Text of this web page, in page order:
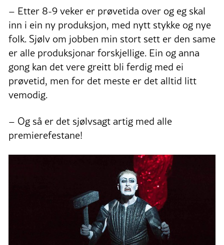
– Etter 8-9 veker er prøvetida over og eg skal
inn i ein ny produksjon, med nytt stykke og nye
folk. Sjølv om jobben min stort sett er den same
er alle produksjonar forskjellige. Ein og anna
gong kan det vere greitt bli ferdig med ei
prøvetid, men for det meste er det alltid litt
vemodig.
– Og så er det sjølvsagt artig med alle
premierefestane!